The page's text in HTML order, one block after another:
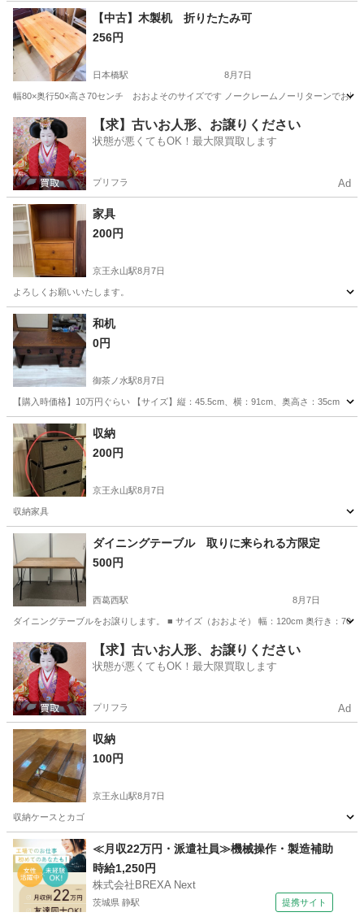
東京 江東区 南砂町駅 椅子 背もたれ
【中古】木製机 折りたたみ可
256円
日本橋駅 8月7日
幅80×奥行50×高さ70センチ おおよそのサイズです ノークレームノーリターンでお
東京 中央区 日本橋駅 オフィス用家具
【求】古いお人形、お譲りください
状態が悪くてもOK！最大限買取します
プリフラ Ad
家具
200円
京王永山駅8月7日
よろしくお願いいたします。
東京 多摩市 京王永山駅
和机
0円
御茶ノ水駅8月7日
【購入時価格】10万円ぐらい 【サイズ】縦：45.5cm、横：91cm、奥高さ：35cm
東京 千代田区 御茶ノ水駅
収納
200円
京王永山駅8月7日
収納家具
東京 多摩市 京王永山駅 収納家具
ダイニングテーブル 取りに来られる方限定
500円
西葛西駅 8月7日
ダイニングテーブルをお譲りします。 ■ サイズ（おおよそ） 幅：120cm 奥行き：
東京 江戸川区 西葛西駅 テーブル ダイニング
【求】古いお人形、お譲りください
状態が悪くてもOK！最大限買取します
プリフラ Ad
収納
100円
京王永山駅8月7日
収納ケースとカゴ
東京 多摩市 京王永山駅 収納家具 カゴ
≪月収22万円・派遣社員≫機械操作・製造補助
時給1,250円
株式会社BREXA Next
茨城県 静駅 提携サイト